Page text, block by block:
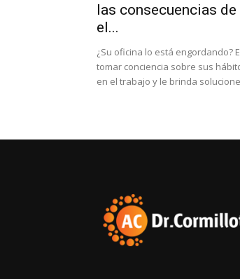
las consecuencias de
el...
¿Su oficina lo está engordando?
tomar conciencia sobre sus
en el trabajo y le brinda